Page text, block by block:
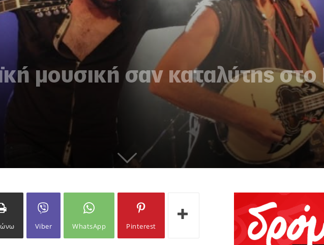
μουσική σαν καταλύτης στο
Viber WhatsApp Pinterest